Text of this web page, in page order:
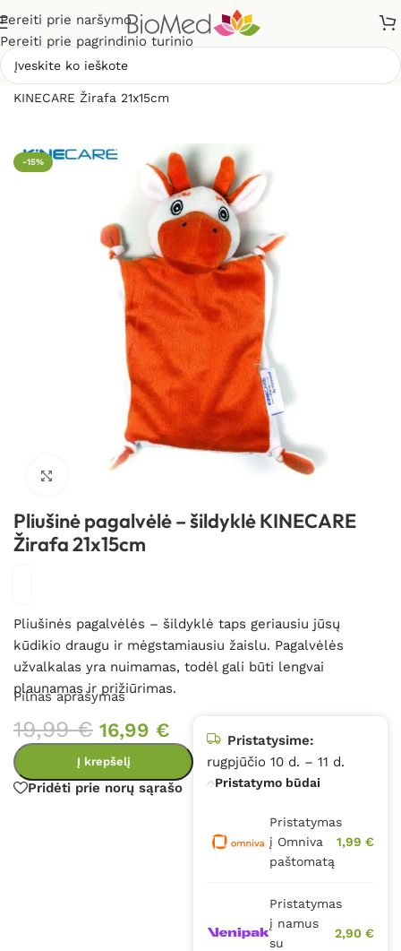
Pereiti prie naršymo
Pereiti prie pagrindinio turinio
KINECARE Žirafa 21x15cm
-15%
Spustelėkite, kad padidintumėte
Pliušinė pagalvėlė – šildyklė KINECARE
Žirafa 21x15cm
Pliušinės pagalvėlės – šildyklė taps geriausiu jūsų
kūdikio draugu ir mėgstamiausiu žaislu. Pagalvėlės
užvalkalas yra nuimamas, todėl gali būti lengvai
plaunamas ir prižiūrimas.
Pilnas aprašymas
19,99€ 16,99 €
Į krepšelį
Pridėti prie norų sąrašo
Pristatysime:
rugpjūčio 10 d. – 11 d.
Pristatymo būdai
Pristatymas
į Omniva
paštomatą
1,99 €
Pristatymas
į namus
su
2,90 €